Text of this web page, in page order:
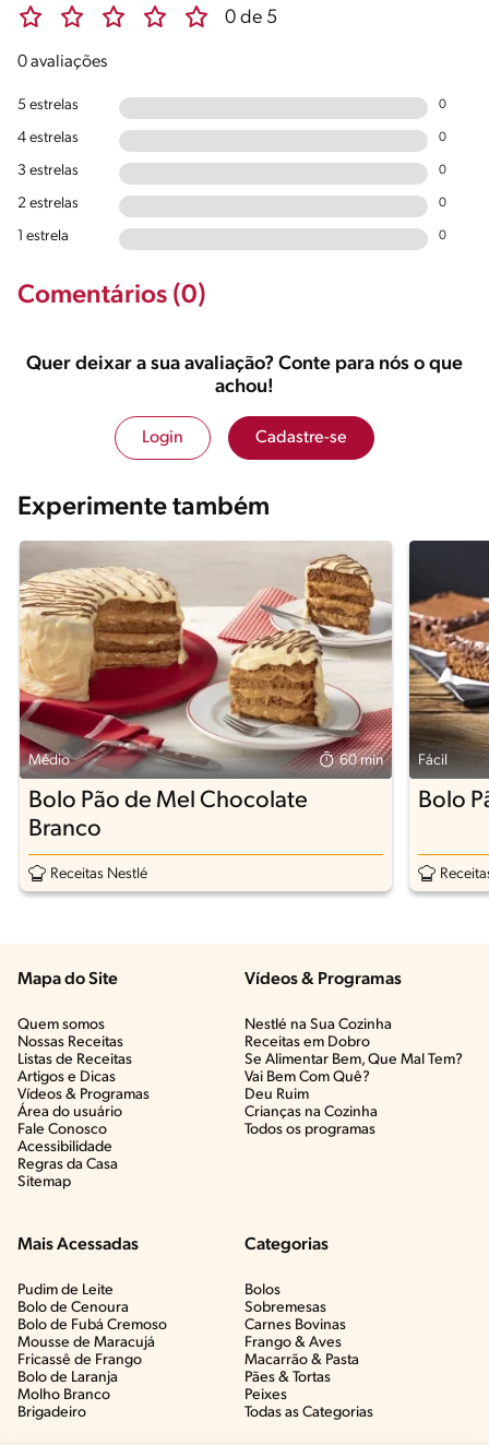
0 de 5
0 avaliações
5 estrelas 0
4 estrelas 0
3 estrelas 0
2 estrelas 0
1 estrela 0
Comentários (0)
Quer deixar a sua avaliação? Conte para nós o que
achou!
Login Cadastre-se
Experimente também
Médio 60 min
Bolo Pão de Mel Chocolate
Branco
Receitas Nestlé
Fácil
Bolo
Mapa do Site
Quem somos
Nossas Receitas
Listas de Receitas​
Artigos e Dicas​
Vídeos & Programas​
Área do usuário
Fale Conosco
Acessibilidade
Regras da Casa
Sitemap
Vídeos & Programas​
Nestlé na Sua Cozinha
Receitas em Dobro
Se Alimentar Bem, Que Mal Tem?​
Vai Bem Com Quê?​
Deu Ruim​
Crianças na Cozinha​
Todos os programas
Mais Acessadas
Pudim de Leite
Bolo de Cenoura
Bolo de Fubá Cremoso
Mousse de Maracujá
Fricassê de Frango
Bolo de Laranja
Molho Branco
Brigadeiro
Categorias
Bolos
Sobremesas
Carnes Bovinas​
Frango & Aves​
Macarrão & Pasta​
Pães & Tortas​
Peixes
Todas as Categorias